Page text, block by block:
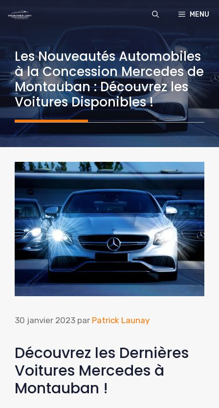
MENU
Les Nouveautés Automobiles
à la Concession Mercedes de
Montauban : Découvrez les
Voitures Disponibles !
30 janvier 2023 par Patrick Launay
Découvrez les Dernières
Voitures Mercedes à
Montauban !